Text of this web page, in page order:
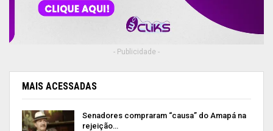
- Publicidade -
MAIS ACESSADAS
Senadores compraram “causa” do Amapá na
rejeição…